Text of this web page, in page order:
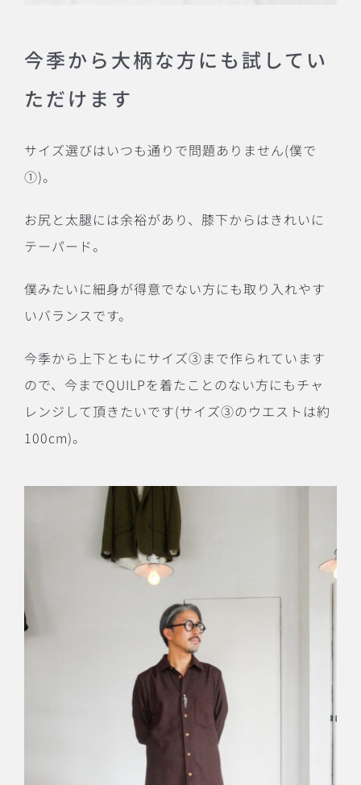
今季から大柄な方にも試してい
ただけます
サイズ選びはいつも通りで問題ありません(僕で
①)。
お尻と太腿には余裕があり、膝下からはきれいに
テーパード。
僕みたいに細身が得意でない方にも取り入れやす
いバランスです。
今季から上下ともにサイズ③まで作られています
ので、今までQUILPを着たことのない方にもチャ
レンジして頂きたいです(サイズ③のウエストは約
100cm)。